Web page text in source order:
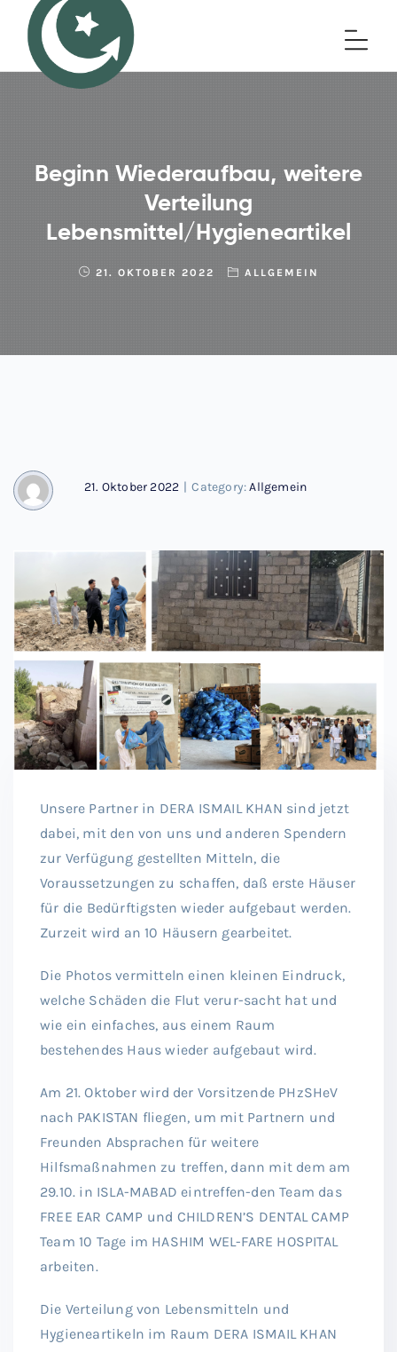
Beginn Wiederaufbau, weitere
Verteilung
Lebensmittel/Hygieneartikel
21. OKTOBER 2022 ALLGEMEIN
21. Oktober 2022 | Category:Allgemein
Unsere Partner in DERA ISMAIL KHAN sind jetzt
dabei, mit den von uns und anderen Spendern
zur Verfügung gestellten Mitteln, die
Voraussetzungen zu schaffen, daß erste Häuser
für die Bedürftigsten wieder aufgebaut werden.
Zurzeit wird an 10 Häusern gearbeitet.
Die Photos vermitteln einen kleinen Eindruck,
welche Schäden die Flut verur-sacht hat und
wie ein einfaches, aus einem Raum
bestehendes Haus wieder aufgebaut wird.
Am 21. Oktober wird der Vorsitzende PHzSHeV
nach PAKISTAN fliegen, um mit Partnern und
Freunden Absprachen für weitere
Hilfsmaßnahmen zu treffen, dann mit dem am
29.10. in ISLA-MABAD eintreffen-den Team das
FREE EAR CAMP und CHILDREN’S DENTAL CAMP
Team 10 Tage im HASHIM WEL-FARE HOSPITAL
arbeiten.
Die Verteilung von Lebensmitteln und
Hygieneartikeln im Raum DERA ISMAIL KHAN